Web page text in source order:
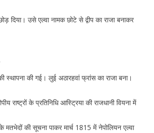
दिया। उसे एल्वा नामक छोटे से द्वीप का राजा बनाकर
स्थापना की गई। लुई अठारहवां फ्रांस का राजा बना।
राष्ट्रों के प्रतिनिधि आस्ट्रिया की राजधानी वियना में
के मतभेदों की सूचना पाकर मार्च 1815 में नेपोलियन एल्वा